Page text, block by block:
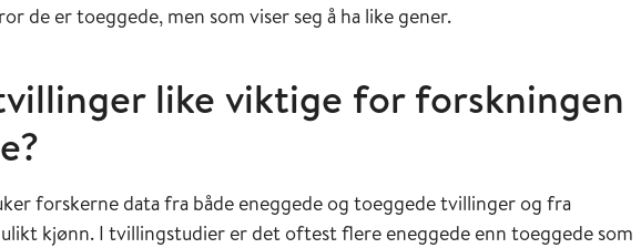
de er toeggede, men som viser seg å ha like gener.
like viktige for forskningen
forskerne data fra både eneggede og toeggede tvillinger og fra
kjønn. I tvillingstudier er det oftest flere eneggede enn toeggede som